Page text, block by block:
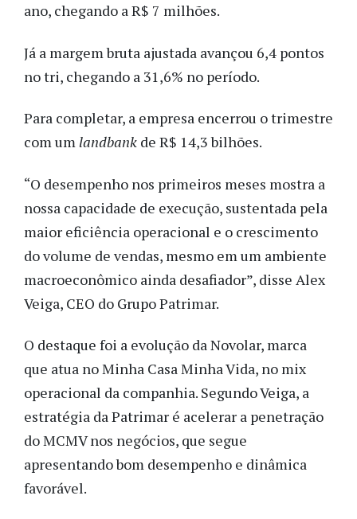
ano, chegando a R$ 7 milhões.
Já a margem bruta ajustada avançou 6,4 pontos
no tri, chegando a 31,6% no período.
Para completar, a empresa encerrou o trimestre
com um landbank de R$ 14,3 bilhões.
“O desempenho nos primeiros meses mostra a
nossa capacidade de execução, sustentada pela
maior eficiência operacional e o crescimento
do volume de vendas, mesmo em um ambiente
macroeconômico ainda desafiador”, disse Alex
Veiga, CEO do Grupo Patrimar.
O destaque foi a evolução da Novolar, marca
que atua no Minha Casa Minha Vida, no mix
operacional da companhia. Segundo Veiga, a
estratégia da Patrimar é acelerar a penetração
do MCMV nos negócios, que segue
apresentando bom desempenho e dinâmica
favorável.